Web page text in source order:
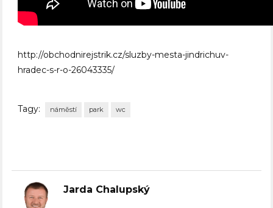
http://obchodnirejstrik.cz/sluzby-mesta-jindrichuv-
hradec-s-r-o-26043335/
Tagy: náměstí park wc
Jarda Chalupský